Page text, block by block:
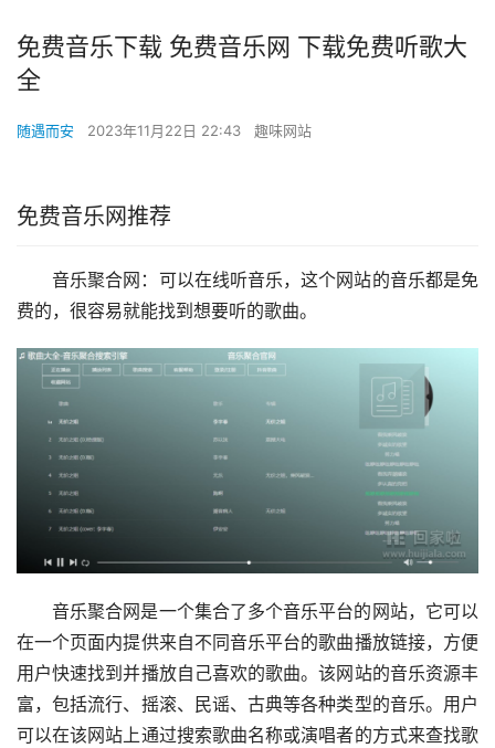
免费音乐下载 免费音乐网 下载免费听歌大
全
随遇而安 2023年11月22日 22:43 趣味网站
免费音乐网推荐
音乐聚合网：可以在线听音乐，这个网站的音乐都是免
费的，很容易就能找到想要听的歌曲。
音乐聚合网是一个集合了多个音乐平台的网站，它可以
在一个页面内提供来自不同音乐平台的歌曲播放链接，方便
用户快速找到并播放自己喜欢的歌曲。该网站的音乐资源丰
富，包括流行、摇滚、民谣、古典等各种类型的音乐。用户
可以在该网站上通过搜索歌曲名称或演唱者的方式来查找歌